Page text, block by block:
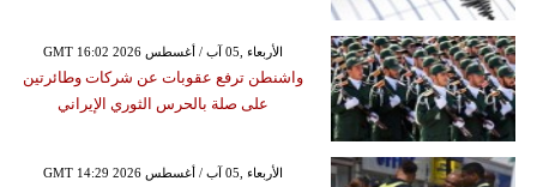
GMT 16:02 2026 الأربعاء ,05 آب / أغسطس
واشنطن ترفع عقوبات عن شركات وطائرتين
على صلة بالحرس الثوري الإيراني
GMT 14:29 2026 الأربعاء ,05 آب / أغسطس